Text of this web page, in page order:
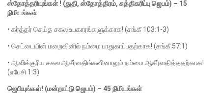
ஸ்தோத்தரியுங்கள் ! (துதி, ஸ்தோத்திரம், சுத்திகரிப்பு ஜெபம்) – 15
நிமிடங்கள்
• கர்த்தர் செய்த சகல உபகாரங்களுக்காக! (சங்கீ 103:1-3)
• செட்டையின் மறைவினில் நம்மை பாதுகாப்பதற்காக! (சங்கீ 57:1)
• ஆவிக்குரிய சகல ஆசீர்வதிங்களினாலும் நம்மை ஆசீர்வதித்ததற்காக!
(எபேசி 1:3)
ஜெபியுங்கள்! (மன்றாட்டு ஜெபம்) – 45 நிமிடங்கள்